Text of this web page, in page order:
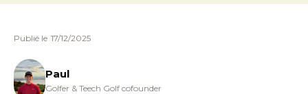
Publié le 17/12/2025
Paul
Golfer & Teech Golf cofounder